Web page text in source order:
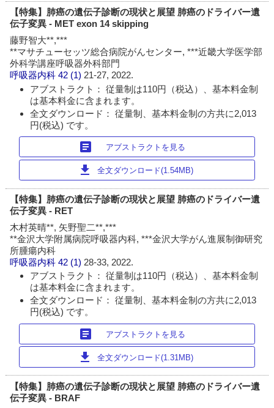
【特集】肺癌の遺伝子診断の現状と展望 肺癌のドライバー遺
伝子変異 - MET exon 14 skipping
藤野智大**,***
**マサチューセッツ総合病院がんセンター, ***近畿大学医学部
外科学講座呼吸器外科部門
呼吸器内科 42 (1) 21-27, 2022.
アブストラクト： 従量制は110円（税込）、基本料金制
は基本料金に含まれます。
全文ダウンロード： 従量制、基本料金制の方共に2,013
円(税込) です。
article アブストラクトを見る
download 全文ダウンロード(1.54MB)
【特集】肺癌の遺伝子診断の現状と展望 肺癌のドライバー遺
伝子変異 - RET
木村英晴**, 矢野聖二**,***
**金沢大学附属病院呼吸器内科, ***金沢大学がん進展制御研究
所腫瘍内科
呼吸器内科 42 (1) 28-33, 2022.
アブストラクト： 従量制は110円（税込）、基本料金制
は基本料金に含まれます。
全文ダウンロード： 従量制、基本料金制の方共に2,013
円(税込) です。
article アブストラクトを見る
download 全文ダウンロード(1.31MB)
【特集】肺癌の遺伝子診断の現状と展望 肺癌のドライバー遺
伝子変異 - BRAF